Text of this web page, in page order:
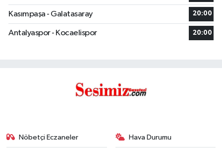
Kasımpaşa - Galatasaray 20:00
Antalyaspor - Kocaelispor 20:00
Nöbetçi Eczaneler Hava Durumu